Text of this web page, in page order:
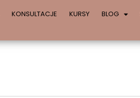
KONSULTACJE KURSY BLOG